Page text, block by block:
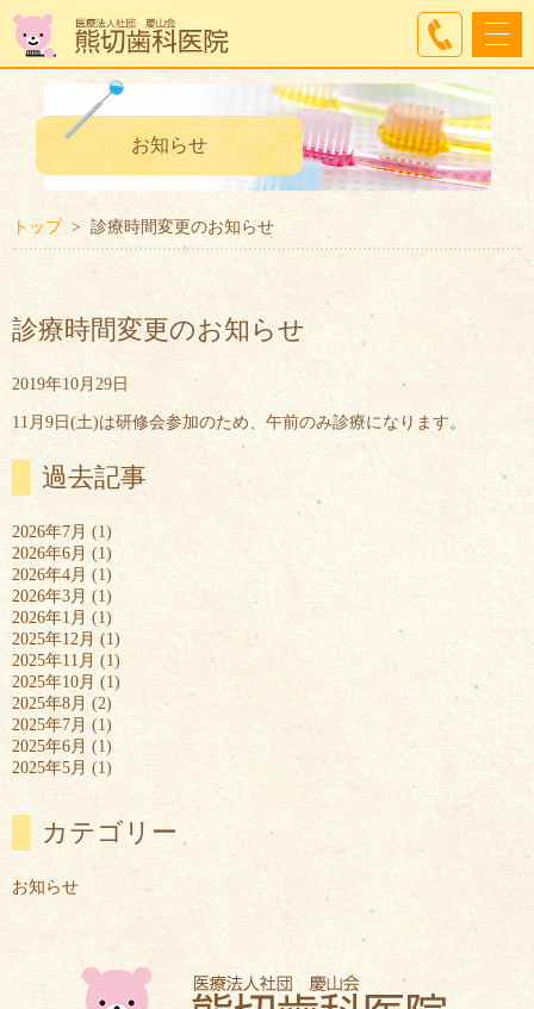
お知らせ
トップ 診療時間変更のお知らせ
診療時間変更のお知らせ
2019年10月29日
11月9日(土)は研修会参加のため、午前のみ診療になります。
過去記事
2026年7月 (1)
2026年6月 (1)
2026年4月 (1)
2026年3月 (1)
2026年1月 (1)
2025年12月 (1)
2025年11月 (1)
2025年10月 (1)
2025年8月 (2)
2025年7月 (1)
2025年6月 (1)
2025年5月 (1)
カテゴリー
お知らせ